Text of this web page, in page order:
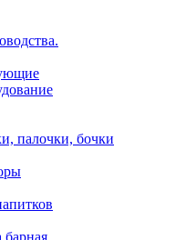
палочки, бочки
барная